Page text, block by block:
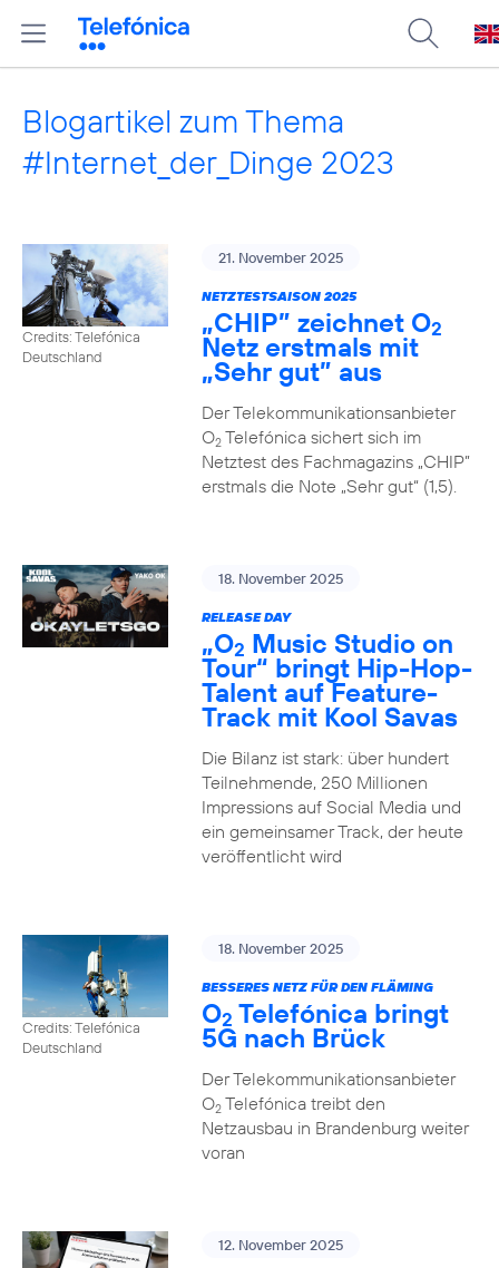
Blogartikel zum Thema
#Internet_der_Dinge 2023
Credits: Telefónica
Deutschland
21. November 2025
NETZTESTSAISON 2025
„CHIP” zeichnet O2
Netz erstmals mit
„Sehr gut” aus
Der Telekommunikationsanbieter
O2Telefónica sichert sich im
Netztest des Fachmagazins „CHIP”
erstmals die Note „Sehr gut“ (1,5).
18. November 2025
RELEASE DAY
„O2 Music Studio on
Tour“ bringt Hip-Hop-
Talent auf Feature-
Track mit Kool Savas
Die Bilanz ist stark: über hundert
Teilnehmende, 250 Millionen
Impressions auf Social Media und
ein gemeinsamer Track, der heute
veröffentlicht wird
Credits: Telefónica
Deutschland
18. November 2025
BESSERES NETZ FÜR DEN FLÄMING
O2 Telefónica bringt
5G nach Brück
Der Telekommunikationsanbieter
O2Telefónica treibt den
Netzausbau in Brandenburg weiter
voran
12. November 2025